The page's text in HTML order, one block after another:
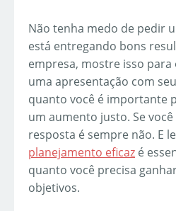
Não tenha medo de pedir
está entregando bons
empresa, mostre isso para
uma apresentação com
quanto você é importante
um aumento justo. Se
resposta é sempre não. E
planejamento eficaz é
quanto você precisa
objetivos.